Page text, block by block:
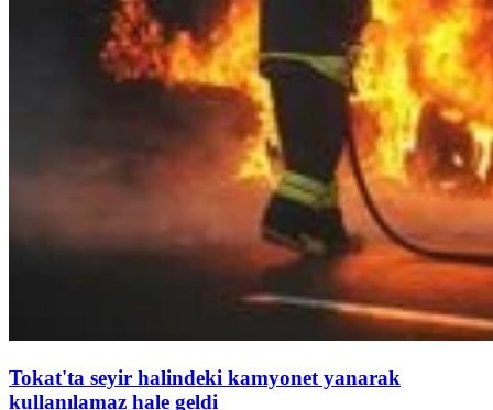
Tokat'ta seyir halindeki kamyonet yanarak
kullanılamaz hale geldi